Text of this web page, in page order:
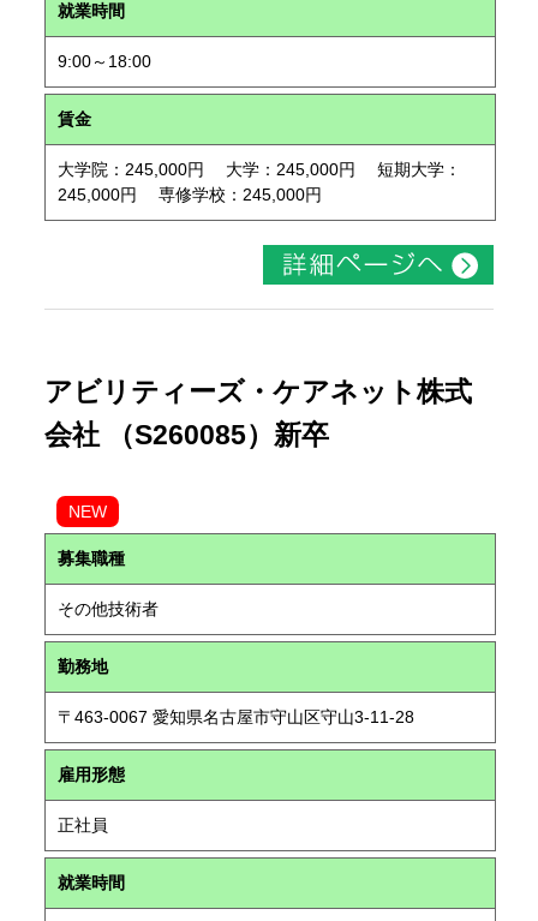
就業時間
9:00～18:00
賃金
大学院：245,000円 大学：245,000円 短期大学：
245,000円 専修学校：245,000円
アビリティーズ・ケアネット株式
会社 （S260085）新卒
NEW
募集職種
その他技術者
勤務地
〒463-0067 愛知県名古屋市守山区守山3-11-28
雇用形態
正社員
就業時間